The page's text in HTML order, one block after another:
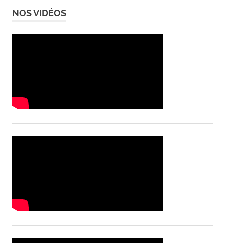
NOS VIDÉOS